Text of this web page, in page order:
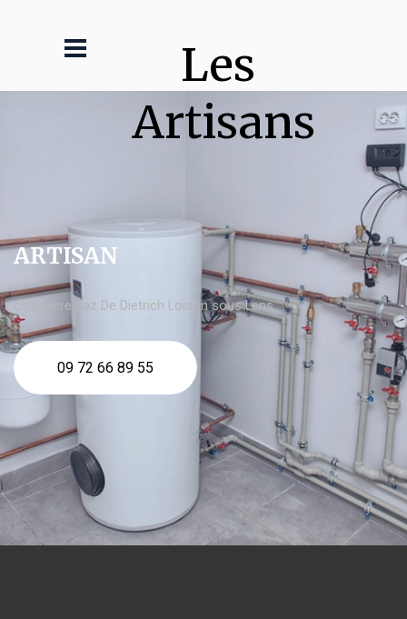
Les
Artisans
ARTISAN
chaudière gaz De Dietrich Loison sous Lens
09 72 66 89 55